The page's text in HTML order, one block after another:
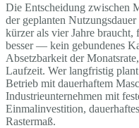
Die Entscheidung zwischen
der geplanten
kürzer als vier Jahre
besser — kein gebundenes
Absetzbarkeit der
Laufzeit. Wer langfristig
Betrieb mit dauerhaftem
Industrieunternehmen mit
Einmalinvestition,
Rastermaß.